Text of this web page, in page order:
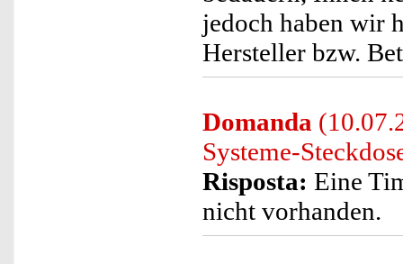
jedoch haben wir
Hersteller bzw.
Domanda
Systeme-
Risposta: Eine
nicht vorhanden.